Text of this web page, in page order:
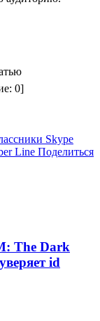
0]
Skype
Line Поделиться
The Dark
id